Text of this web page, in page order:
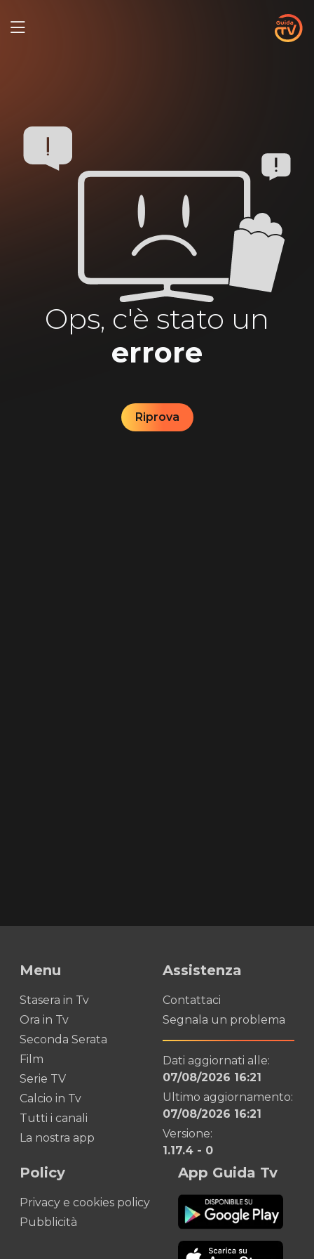
Ops, c'è stato un
errore
Riprova
Menu
Stasera in Tv
Ora in Tv
Seconda Serata
Film
Serie TV
Calcio in Tv
Tutti i canali
La nostra app
Assistenza
Contattaci
Segnala un problema
Dati aggiornati alle:
07/08/2026 16:21
Ultimo aggiornamento:
07/08/2026 16:21
Versione:
1.17.4 - 0
Policy
Privacy e cookies policy
Pubblicità
App Guida Tv